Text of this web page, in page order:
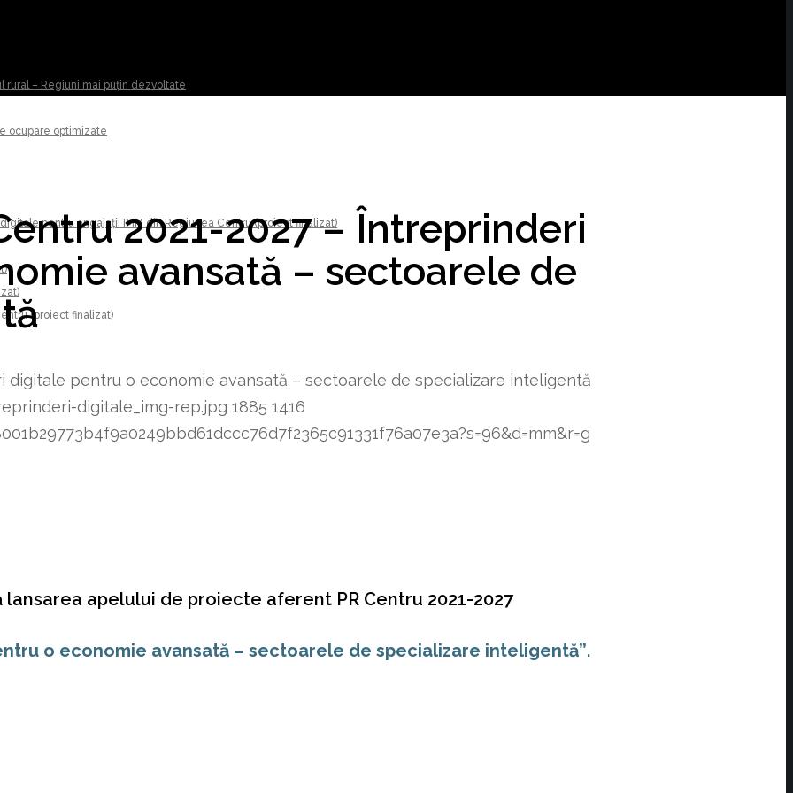
rural – Regiuni mai puțin dezvoltate
ocupare optimizate
pentru angajații IMM din Regiunea Centru (proiect finalizat)
(proiect finalizat)
2021-2027 – Întreprinderi
avansată – sectoarele de
digitale pentru o economie avansată – sectoarele de specializare inteligentă
digitale_img-rep.jpg 1885 1416
apelului de proiecte aferent PR Centru 2021-2027
o economie avansată – sectoarele de specializare inteligentă”.